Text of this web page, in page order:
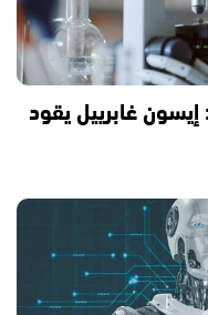
غابرييل يقود